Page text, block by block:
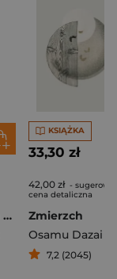
Miłość w wielkim mieście
KSIĄŻKA
33,30 zł
42,00 zł -
cena detaliczna
Zmierzch
Osamu Dazai
7,2 (2045)